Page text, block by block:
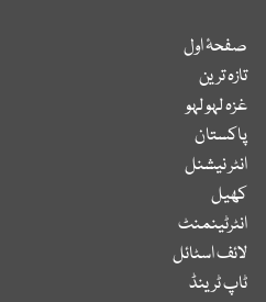
صفحۂ اول
تازہ ترین
غزہ لہو لہو
پاکستان
انٹر نیشنل
کھیل
انٹرٹینمنٹ
لائف اسٹائل
ٹاپ ٹرینڈ